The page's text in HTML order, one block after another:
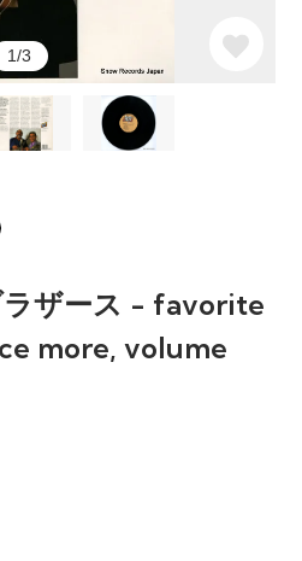
1/3
ラザース - favorite
more, volume